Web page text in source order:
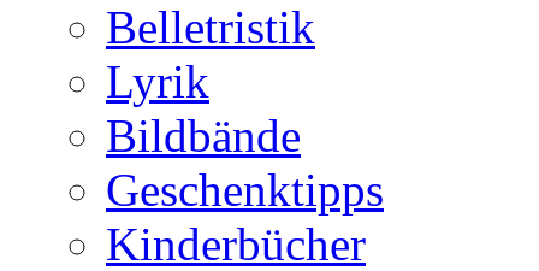
Belletristik
Lyrik
Bildbände
Geschenktipps
Kinderbücher